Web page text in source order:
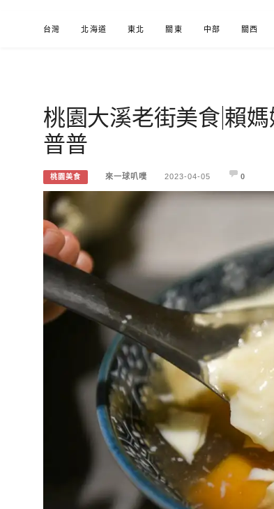
台灣 北海道 東北 關東 中部 關西
來一球叭噗
分享日本自助部落格
桃園大溪老街美食|賴
普普
桃園美食 來一球叭噗 2023-04-05 0